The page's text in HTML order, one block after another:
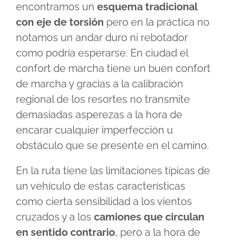
encontramos un esquema tradicional
con eje de torsión pero en la práctica no
notamos un andar duro ni rebotador
como podría esperarse. En ciudad el
confort de marcha tiene un buen confort
de marcha y gracias a la calibración
regional de los resortes no transmite
demasiadas asperezas a la hora de
encarar cualquier imperfección u
obstáculo que se presente en el camino.
En la ruta tiene las limitaciones típicas de
un vehículo de estas características
como cierta sensibilidad a los vientos
cruzados y a los camiones que circulan
en sentido contrario, pero a la hora de